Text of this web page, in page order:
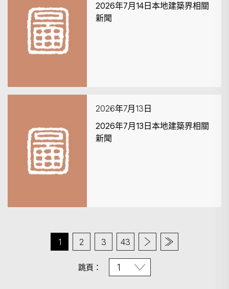
2026年7月14日本地建築界相關
新聞
2026年7月13日
2026年7月13日本地建築界相關
新聞
1 2 3 43
跳頁：